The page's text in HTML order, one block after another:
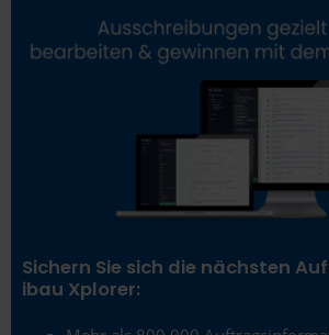
Sichern Sie sich die nächsten
ibau Xplorer: